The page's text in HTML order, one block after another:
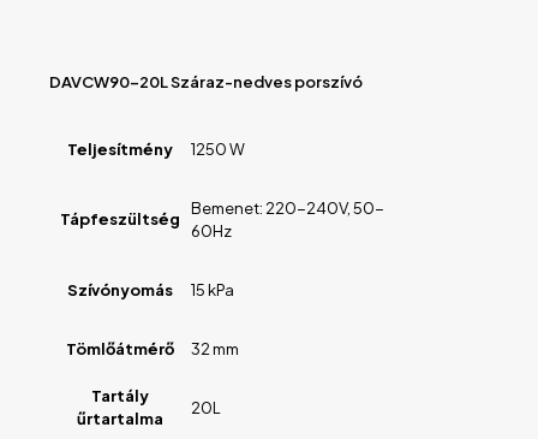
DAVCW90-20L Száraz-nedves porszívó
Teljesítmény 1250 W
Tápfeszültség
Bemenet: 220-240V, 50-
60Hz
Szívónyomás 15 kPa
Tömlőátmérő 32 mm
Tartály
űrtartalma
20L